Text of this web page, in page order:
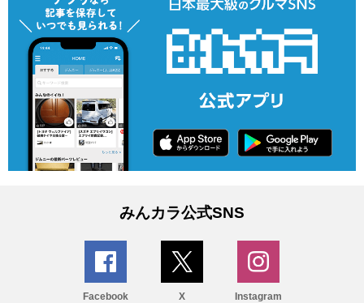
みんカラ公式SNS
Facebook X Instagram